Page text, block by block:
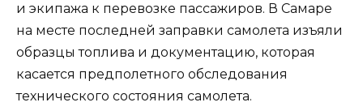
и экипажа к перевозке пассажиров. В Самаре
на месте последней заправки самолета изъяли
образцы топлива и документацию, которая
касается предполетного обследования
технического состояния самолета.